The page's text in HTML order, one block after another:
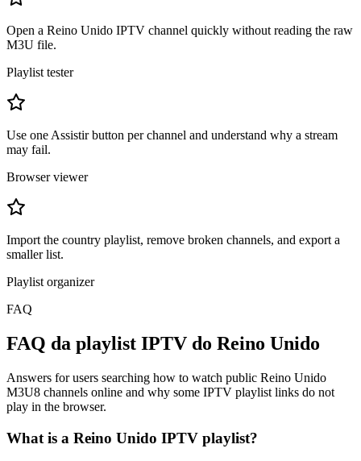
Open a Reino Unido IPTV channel quickly without reading the raw
M3U file.
Playlist tester
Use one Assistir button per channel and understand why a stream
may fail.
Browser viewer
Import the country playlist, remove broken channels, and export a
smaller list.
Playlist organizer
FAQ
FAQ da playlist IPTV do Reino Unido
Answers for users searching how to watch public Reino Unido
M3U8 channels online and why some IPTV playlist links do not
play in the browser.
What is a Reino Unido IPTV playlist?